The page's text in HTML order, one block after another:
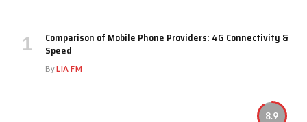
Comparison of Mobile Phone Providers: 4G Connectivity &
Speed
ByLIA FM
8.9